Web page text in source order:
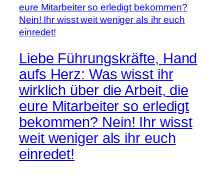
Liebe Führungskräfte, Hand
aufs Herz: Was wisst ihr
wirklich über die Arbeit, die
eure Mitarbeiter so erledigt
bekommen? Nein! Ihr wisst
weit weniger als ihr euch
einredet!